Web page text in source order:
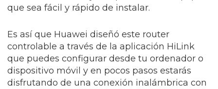
que sea fácil y rápido de instalar.
Es así que Huawei diseñó este router
controlable a través de la aplicación HiLink
que puedes configurar desde tu ordenador o
dispositivo móvil y en pocos pasos estarás
disfrutando de una conexión inalámbrica con